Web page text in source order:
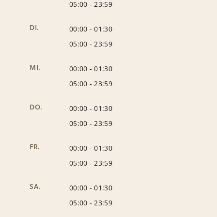
05:00 -23:59
DI. 00:00 -01:30
05:00 -23:59
MI. 00:00 -01:30
05:00 -23:59
DO. 00:00 -01:30
05:00 -23:59
FR. 00:00 -01:30
05:00 -23:59
SA. 00:00 -01:30
05:00 -23:59